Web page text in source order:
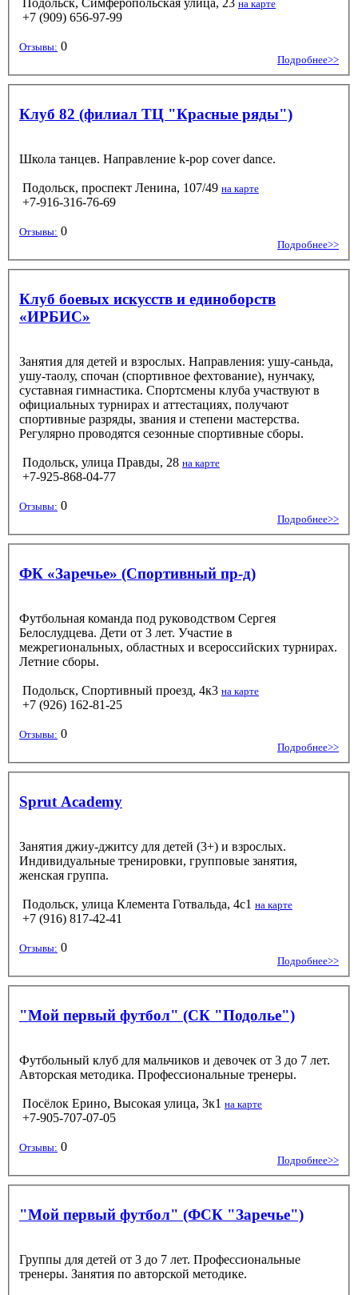
Подольск, Симферопольская улица, 23 на карте
+7 (909) 656-97-99
Отзывы: 0
Подробнее>>
Клуб 82 (филиал ТЦ "Красные ряды")
Школа танцев. Направление k-pop cover dance.
Подольск, проспект Ленина, 107/49 на карте
+7-916-316-76-69
Отзывы: 0
Подробнее>>
Клуб боевых искусств и единоборств
«ИРБИС»
Занятия для детей и взрослых. Направления: ушу-саньда,
ушу-таолу, спочан (спортивное фехтование), нунчаку,
суставная гимнастика. Спортсмены клуба участвуют в
официальных турнирах и аттестациях, получают
спортивные разряды, звания и степени мастерства.
Регулярно проводятся сезонные спортивные сборы.
Подольск, улица Правды, 28 на карте
+7-925-868-04-77
Отзывы: 0
Подробнее>>
ФК «Заречье» (Спортивный пр-д)
Футбольная команда под руководством Сергея
Белослудцева. Дети от 3 лет. Участие в
межрегиональных, областных и всероссийских турнирах.
Летние сборы.
Подольск, Спортивный проезд, 4к3 на карте
+7 (926) 162-81-25
Отзывы: 0
Подробнее>>
Sprut Academy
Занятия джиу-джитсу для детей (3+) и взрослых.
Индивидуальные тренировки, групповые занятия,
женская группа.
Подольск, улица Клемента Готвальда, 4с1 на карте
+7 (916) 817-42-41
Отзывы: 0
Подробнее>>
"Мой первый футбол" (СК "Подолье")
Футбольный клуб для мальчиков и девочек от 3 до 7 лет.
Авторская методика. Профессиональные тренеры.
Посёлок Ерино, Высокая улица, 3к1 на карте
+7-905-707-07-05
Отзывы: 0
Подробнее>>
"Мой первый футбол" (ФСК "Заречье")
Группы для детей от 3 до 7 лет. Профессиональные
тренеры. Занятия по авторской методике.